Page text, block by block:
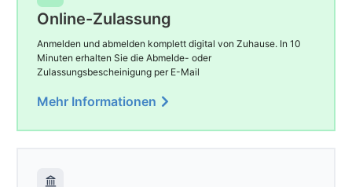
Online-Zulassung
Anmelden und abmelden komplett digital von Zuhause. In 10
Minuten erhalten Sie die Abmelde- oder
Zulassungsbescheinigung per E-Mail
Mehr Informationen